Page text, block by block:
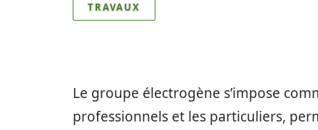
TRAVAUX
Le groupe électrogène s’impose
professionnels et les particuliers,